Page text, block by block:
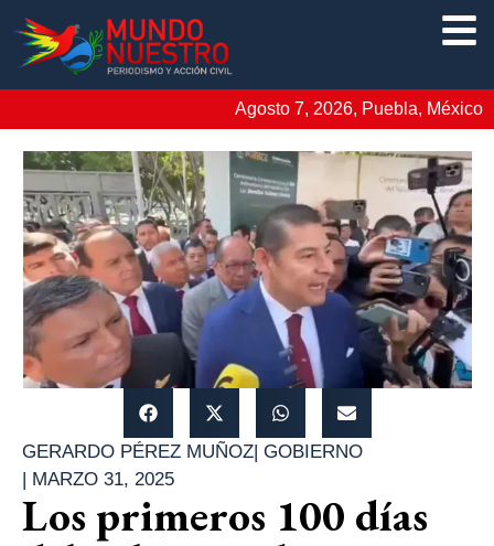
Agosto 7, 2026, Puebla, México
GERARDO PÉREZ MUÑOZ GOBIERNO
MARZO 31, 2025
Los primeros 100 días